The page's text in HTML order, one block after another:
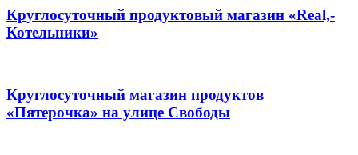
Круглосуточный продуктовый магазин «Real,-
Котельники»
Круглосуточный магазин продуктов
«Пятерочка» на улице Свободы